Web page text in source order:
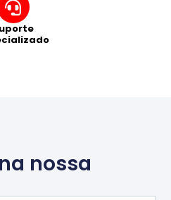
nossa